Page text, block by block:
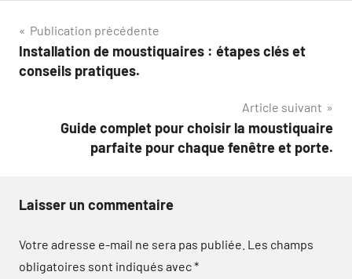
Navigation
de
Publication précédente
Installation de moustiquaires : étapes clés et
conseils pratiques.
Article suivant
Guide complet pour choisir la moustiquaire
parfaite pour chaque fenêtre et porte.
Laisser un commentaire
Votre adresse e-mail ne sera pas publiée. Les champs
obligatoires sont indiqués avec*